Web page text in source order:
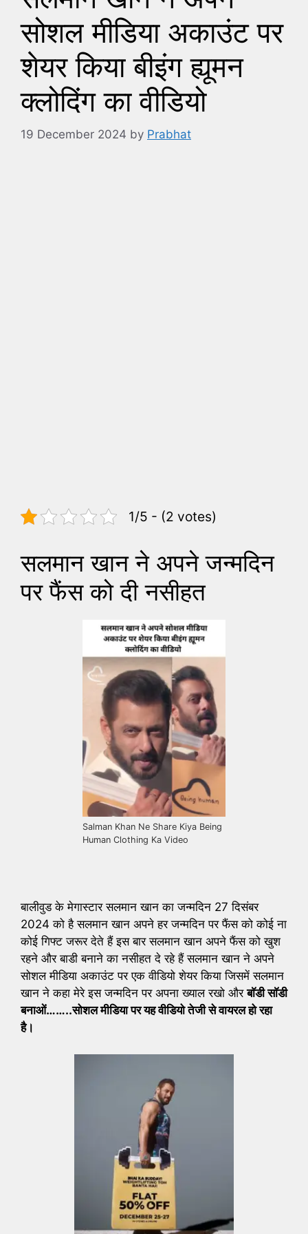
सोशल मीडिया अकाउंट पर
शेयर किया बीइंग ह्यूमन
क्लोदिंग का वीडियो
19 December 2024 by Prabhat
1/5 - (2 votes)
सलमान खान ने अपने जन्मदिन
पर फैंस को दी नसीहत
Salman Khan Ne Share Kiya Being
Human Clothing Ka Video
बालीवुड के मेगास्टार सलमान खान का जन्मदिन 27 दिसंबर
2024 को है सलमान खान अपने हर जन्मदिन पर फैंस को कोई ना
कोई गिफ्ट जरूर देते हैं इस बार सलमान खान अपने फैंस को खुश
रहने और बाडी बनाने का नसीहत दे रहे हैं सलमान खान ने अपने
सोशल मीडिया अकाउंट पर एक वीडियो शेयर किया जिसमें सलमान
खान ने कहा मेरे इस जन्मदिन पर अपना ख्याल रखो औरबाॅडी साॅडी
बनाओं……..सोशल मीडिया पर यह वीडियो तेजी से वायरल हो रहा
है।